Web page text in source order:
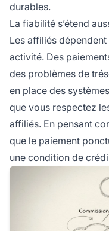
durables.
La fiabilité s’étend
Les affiliés
activité. Des
des problèmes de
en place des
que vous respectez
affiliés. En pensant
que le paiement
une condition de